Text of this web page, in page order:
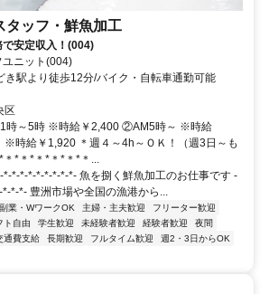
タッフ・鮮魚加工
安定収入！(004)
ニット(004)
き駅より徒歩12分/バイク・自転車通勤可能
区
時～5時 ※時給￥2,400 ②AM5時～ ※時給
時給￥1,920 ＊週４～4h～ＯＫ！（週3日～も
*＊*＊*＊*＊*＊...
*-*-*-*-*-*-*-*- 魚を捌く鮮魚加工のお仕事です -
*-*- 豊洲市場や全国の漁港から...
副業・WワークOK 主婦・主夫歓迎
フリーター歓迎
ト自由 学生歓迎 未経験者歓迎 経験者歓迎
夜間
通費支給 長期歓迎 フルタイム歓迎
週2・3日からOK